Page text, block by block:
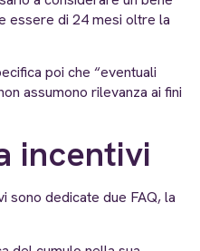
essere di 24 mesi oltre la
poi che “eventuali
assumono rilevanza ai fini
incentivi
sono dedicate due FAQ, la